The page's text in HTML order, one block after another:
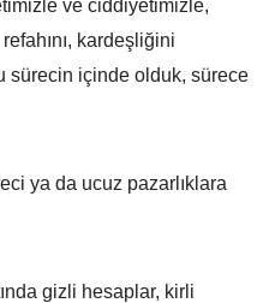
ve ciddiyetimizle,
kardeşliğini
sürecin içinde olduk, sürece
ya da ucuz pazarlıklara
gizli hesaplar, kirli